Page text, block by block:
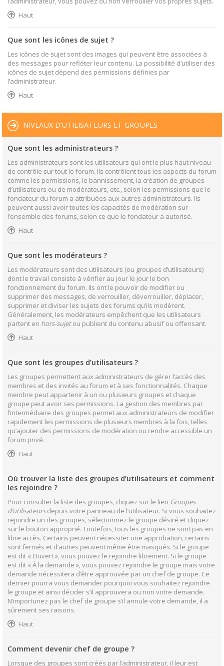
Haut
Que sont les icônes de sujet ?
Les icônes de sujet sont des images qui peuvent être associées à
des messages pour refléter leur contenu. La possibilité d’utiliser des
icônes de sujet dépend des permissions définies par
l’administrateur.
Haut
NIVEAUX D’UTILISATEURS ET GROUPES
Que sont les administrateurs ?
Les administrateurs sont les utilisateurs qui ont le plus haut niveau
de contrôle sur tout le forum. Ils contrôlent tous les aspects du forum
comme les permissions, le bannissement, la création de groupes
d’utilisateurs ou de modérateurs, etc., selon les permissions que le
fondateur du forum a attribuées aux autres administrateurs. Ils
peuvent aussi avoir toutes les capacités de modération sur
l’ensemble des forums, selon ce que le fondateur a autorisé.
Haut
Que sont les modérateurs ?
Les modérateurs sont des utilisateurs (ou groupes d’utilisateurs)
dont le travail consiste à vérifier au jour le jour le bon
fonctionnement du forum. Ils ont le pouvoir de modifier ou
supprimer des messages, de verrouiller, déverrouiller, déplacer,
supprimer et diviser les sujets des forums qu’ils modèrent.
Généralement, les modérateurs empêchent que les utilisateurs
partent en hors-sujetou publient du contenu abusif ou offensant.
Haut
Que sont les groupes d’utilisateurs ?
Les groupes permettent aux administrateurs de gérer l’accès des
membres et des invités au forum et à ses fonctionnalités. Chaque
membre peut appartenir à un ou plusieurs groupes et chaque
groupe peut avoir ses permissions. La gestion des membres par
l’intermédiaire des groupes permet aux administrateurs de modifier
rapidement les permissions de plusieurs membres à la fois, telles
qu’ajouter des permissions de modération ou rendre accessible un
forum privé.
Haut
Où trouver la liste des groupes d’utilisateurs et comment
les rejoindre ?
Pour consulter la liste des groupes, cliquez sur le lien Groupes
d’utilisateursdepuis votre panneau de l’utilisateur. Si vous souhaitez
rejoindre un des groupes, sélectionnez le groupe désiré et cliquez
sur le bouton approprié. Toutefois, tous les groupes ne sont pas en
libre accès. Certains peuvent nécessiter une approbation, certains
sont fermés et d’autres peuvent même être masqués. Si le groupe
est dit « Ouvert », vous pouvez le rejoindre librement. Si le groupe
est dit « À la demande », vous pouvez rejoindre le groupe mais votre
demande nécessitera d’être approuvée par un chef de groupe. Ce
dernier pourra vous demander pourquoi vous souhaitez rejoindre
le groupe et ainsi décider s’il approuvera ou non votre demande.
N’importunez pas le chef de groupe s’il annule votre demande, il a
sûrement ses raisons.
Haut
Comment devenir chef de groupe ?
Lorsque des groupes sont créés par l’administrateur, il leur est